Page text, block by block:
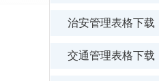
治安管理表格下载
交通管理表格下载